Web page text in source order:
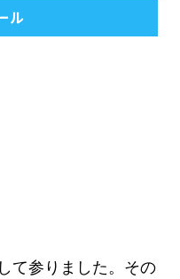
ル
て参りました。その